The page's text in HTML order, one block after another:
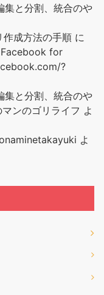
集と分割、統合のや
成方法の手順 に
for
?
集と分割、統合のや
ンのゴリライフ よ
よ